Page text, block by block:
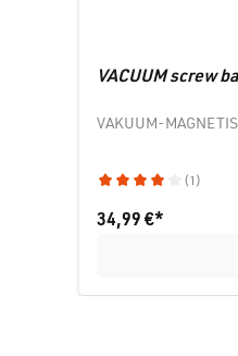
VACUUM screw
VAKUUM-
Durchschnittliche
(1)
34,99 €*